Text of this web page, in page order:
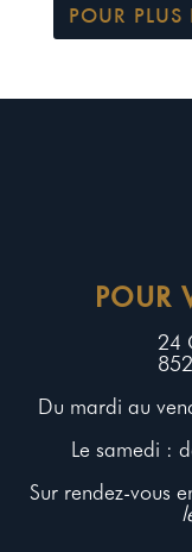
POUR
POUR
24
Du mardi au
Le samedi :
Sur rendez-vous